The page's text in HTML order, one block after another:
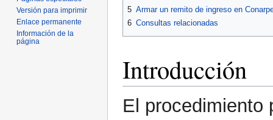
5 Armar un remito de ingreso en
6 Consultas relacionadas
Introducción
El procedimiento
Versión para imprimir
Enlace permanente
Información de la
página